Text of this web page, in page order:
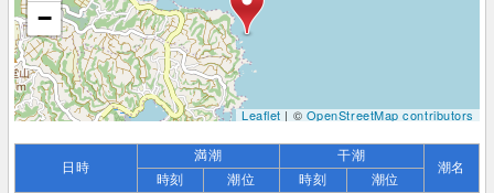
−
Leaflet| ©OpenStreetMap contributors
日時
満潮 干潮
潮名
時刻 潮位 時刻
潮位